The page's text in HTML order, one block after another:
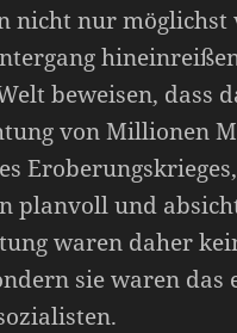
nicht nur möglichst
beweisen, dass
von Millionen
planvoll und
waren daher
sie waren das